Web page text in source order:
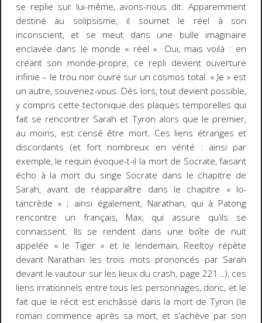
se replie sur lui-même, avons-nous dit. Apparemment
destiné au solipsisme, il soumet le réel à son
inconscient, et se meut dans une bulle imaginaire
enclavée dans le monde « réel ». Oui, mais voilà : en
créant son monde-propre, ce repli devient ouverture
infinie – le trou noir ouvre sur un cosmos total. « Je » est
un autre, souvenez-vous. Dès lors, tout devient possible,
y compris cette tectonique des plaques temporelles qui
fait se rencontrer Sarah et Tyron alors que le premier,
au moins, est censé être mort. Ces liens étranges et
discordants (et fort nombreux en vérité : ainsi par
exemple, le requin évoque-t-il la mort de Socrate, faisant
écho à la mort du singe Socrate dans le chapitre de
Sarah, avant de réapparaître dans le chapitre « Io-
tancrède » ; ainsi également, Narathan, qui à Patong
rencontre un français, Max, qui assure qu’ils se
connaissent. Ils se rendent dans une boîte de nuit
appelée « le Tiger » et le lendemain, Reeltoy répète
devant Narathan les trois mots prononcés par Sarah
devant le vautour sur les lieux du crash, page 221…), ces
liens irrationnels entre tous les personnages, donc, et le
fait que le récit est enchâssé dans la mort de Tyron (le
roman commence après sa mort, et s’achève par son